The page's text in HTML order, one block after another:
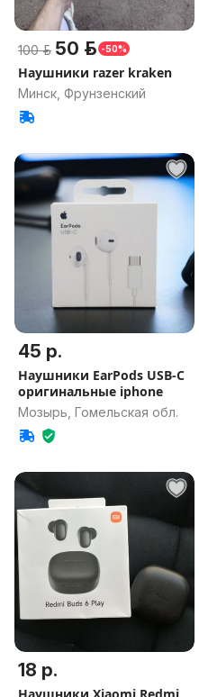
100 р. 50 р. -50%
Наушники razer kraken
Минск, Фрунзенский
45 р.
Наушники EarPods USB-C
оригинальные iphone
Мозырь, Гомельская обл.
18 р.